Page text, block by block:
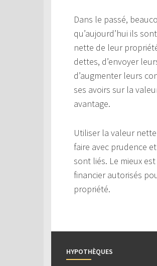
Dans le passé,
qu’aujourd’hui ils
nette de leur
dettes, d’envoyer
d’augmenter leurs
ses avoirs sur la
avantage.
Utiliser la valeur
faire avec prudence
sont liés. Le mieux
financier autorisés
propriété.
HYPOTHÈQUES